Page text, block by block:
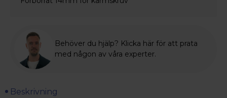
Behöver du hjälp? Klicka här för att prata
med någon av våra experter.
Beskrivning